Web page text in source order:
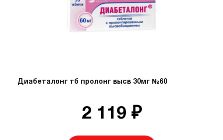
Диабеталонг тб пролонг высв 30мг №60
2 119 ₽